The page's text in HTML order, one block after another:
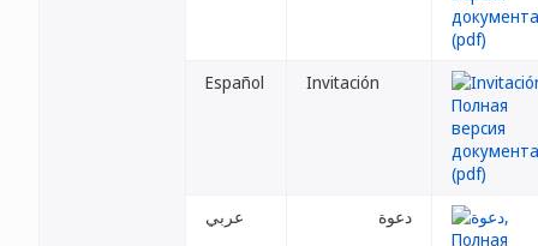
Español Invitación
عربي دعوة